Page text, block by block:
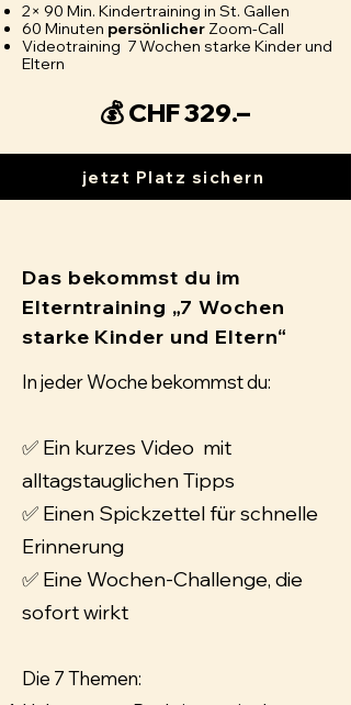
2× 90 Min. Kindertraining in St. Gallen
60 Minuten persönlicher Zoom-Call
Videotraining 7 Wochen starke Kinder und
Eltern
💰 CHF 329.–
jetzt Platz sichern
Das bekommst du im
Elterntraining „7 Wochen
starke Kinder und Eltern“
In jeder Woche bekommst du:
✅ Ein kurzes Video mit
alltagstauglichen Tipps
✅ Einen Spickzettel für schnelle
Erinnerung
✅ Eine Wochen-Challenge, die
sofort wirkt
Die 7 Themen: